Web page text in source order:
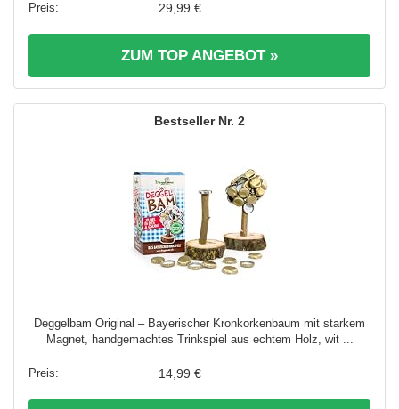
29,99 €
ZUM TOP ANGEBOT »
2
Deggelbam Original – Bayerischer Kronkorkenbaum mit starkem
Magnet, handgemachtes Trinkspiel aus echtem Holz, wit ...
14,99 €